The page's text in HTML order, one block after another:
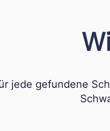
jede gefundene